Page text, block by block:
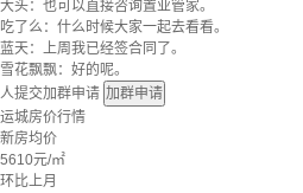
大头：也可以直接咨询置业管家。
吃了么：什么时候大家一起去看看。
蓝天：上周我已经签合同了。
雪花飘飘：好的呢。
人提交加群申请 加群申请
运城房价行情
新房均价
5610元/㎡
环比上月